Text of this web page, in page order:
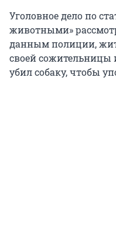
Уголовное дело по
животными»
данным полиции,
своей сожительницы
убил собаку, чтобы